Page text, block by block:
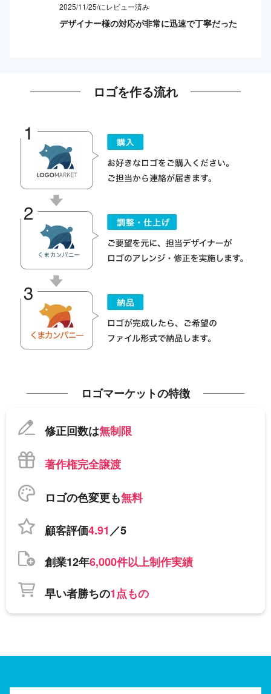
2025/11/25/にレビュー済み
デザイナー様の対応が非常に迅速で丁寧だった
ロゴを作る流れ
ロゴマーケットの特徴
修正回数は無制限
著作権完全譲渡
ロゴの色変更も無料
顧客評価4.91／5
創業12年6,000件以上制作実績
早い者勝ちの1点もの